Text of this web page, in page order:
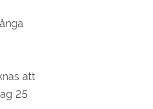
att
25